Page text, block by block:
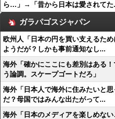
ら…」→「昔から日本は愛されてた
ガラパゴスジャパン
欧州人「日本の円を買い支えるた
ようだが？しかも事前通知なし...
海外「確かにここにも差別はある
う論調。スケープゴートだろ」
海外「日本人で海外に住みたいと
だ？母国ではみんな出たがって...
海外「日本のメディアを楽しめな